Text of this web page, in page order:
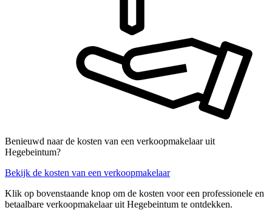
Benieuwd naar de kosten van een verkoopmakelaar uit
Hegebeintum?
Bekijk de kosten van een verkoopmakelaar
Klik op bovenstaande knop om de kosten voor een professionele en
betaalbare verkoopmakelaar uit Hegebeintum te ontdekken.